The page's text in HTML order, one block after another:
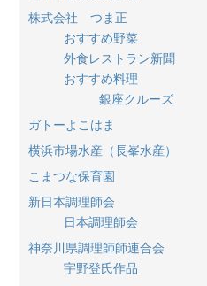
株式会社 つま正
おすすめ野菜
外食レストラン新聞
おすすめ料理
銀座クルーズ
ガトーよこはま
横浜市場水産（長峯水産）
こまつな保育園
新日本調理師会
日本調理師会
神奈川県調理師師連合会
宇野登氏作品